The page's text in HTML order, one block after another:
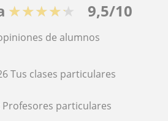
★★★★★ 9,5/10
de alumnos
Tus clases particulares
Profesores particulares